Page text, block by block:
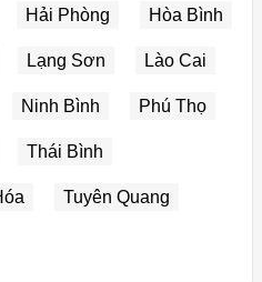
Hải Phòng Hòa Bình
Lạng Sơn Lào Cai
Ninh Bình Phú Thọ
Thái Bình
Tuyên Quang